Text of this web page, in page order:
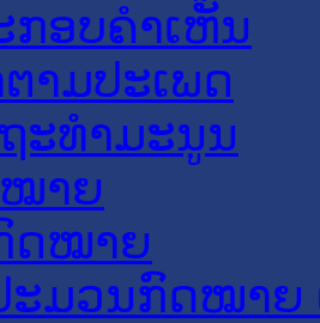
ກອບຄໍາເຫັນ
າມປະເພດ
ະທໍາມະນູນ
າຍ
ດໝາຍ
ະມວນກົດໝາຍ